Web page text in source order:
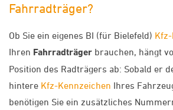
Fahrradträger?
Ob Sie ein eigenes BI (für Bielefeld)
Ihren Fahrradträger brauchen, hängt
Position des Radträgers ab: Sobald er
hintere Kfz-Kennzeichen Ihres
benötigen Sie ein zusätzliches